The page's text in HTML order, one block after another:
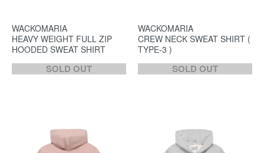
WACKOMARIA
HEAVY WEIGHT FULL ZIP
HOODED SWEAT SHIRT
SOLD OUT
WACKOMARIA
CREW NECK SWEAT SHIRT (
TYPE-3 )
SOLD OUT